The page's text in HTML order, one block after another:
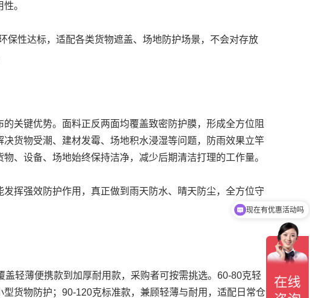
。
保性达标，适配各类货物遮盖、场地防护场景，不会对存放
关键优势。面料正反两面均覆盖致密防护膜，形成全方位阻
货物受潮、建材发霉、场地积水浸湿等问题，防雨效果立竿
、设备、场地始终保持洁净，减少后期清洁打理的工作量。
挥强效防护作用，真正做到雨天防水、晴天防尘，全方位守
轻薄便携款到加厚耐用款，采购者可按需挑选。60-80克轻
货物防护；90-120克标准款，兼顾轻薄与耐用，适配日常仓
现在有优惠活动吗